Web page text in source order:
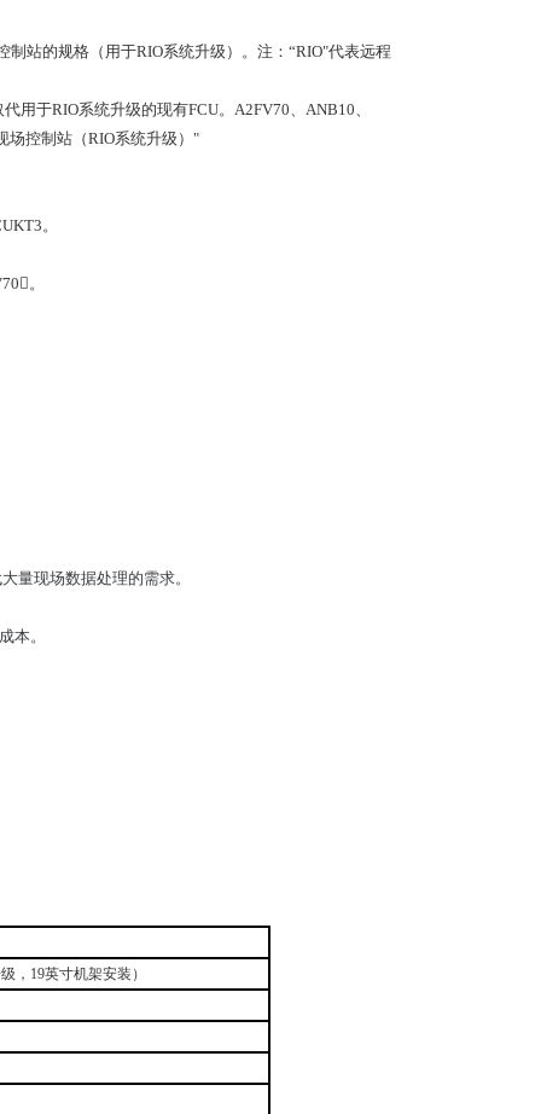
站的规格（用于RIO系统升级）。注：“RIO"代表远程
用于RIO系统升级的现有FCU。A2FV70、ANB10、
场控制站（RIO系统升级）"
。
。
量现场数据处理的需求。
本。
， 19英寸机架安装）